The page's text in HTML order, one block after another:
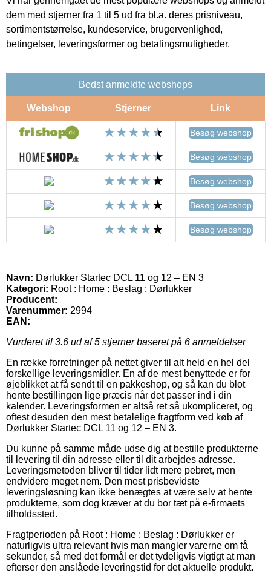
dem med stjerner fra 1 til 5 ud fra bl.a. deres prisniveau,
sortimentstørrelse, kundeservice, brugervenlighed,
betingelser, leveringsformer og betalingsmuligheder.
Bedst anmeldte webshops
Webshop Stjerner Link
Besøg webshop
Besøg webshop
Besøg webshop
Besøg webshop
Besøg webshop
Navn: Dørlukker Startec DCL 11 og 12 – EN 3
Kategori: Root : Home : Beslag : Dørlukker
Producent:
Varenummer: 2994
EAN:
Vurderet til 3.6 ud af 5 stjerner baseret på 6 anmeldelser
En række forretninger på nettet giver til alt held en hel del
forskellige leveringsmidler. En af de mest benyttede er for
øjeblikket at få sendt til en pakkeshop, og så kan du blot
hente bestillingen lige præcis når det passer ind i din
kalender. Leveringsformen er altså ret så ukompliceret, og
oftest desuden den mest betalelige fragtform ved køb af
Dørlukker Startec DCL 11 og 12 – EN 3.
Du kunne på samme måde udse dig at bestille produkterne
til levering til din adresse eller til dit arbejdes adresse.
Leveringsmetoden bliver til tider lidt mere pebret, men
endvidere meget nem. Den mest prisbevidste
leveringsløsning kan ikke benægtes at være selv at hente
produkterne, som dog kræver at du bor tæt på e-firmaets
tilholdssted.
Fragtperioden på Root : Home : Beslag : Dørlukker er
naturligvis ultra relevant hvis man mangler varerne om få
sekunder, så med det formål er det tydeligvis vigtigt at man
efterser den anslåede leveringstid for det aktuelle produkt.